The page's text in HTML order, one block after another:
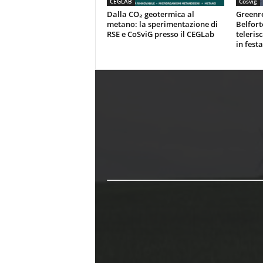
Dalla CO₂ geotermica al
metano: la sperimentazione di
RSE e CoSviG presso il CEGLab
in